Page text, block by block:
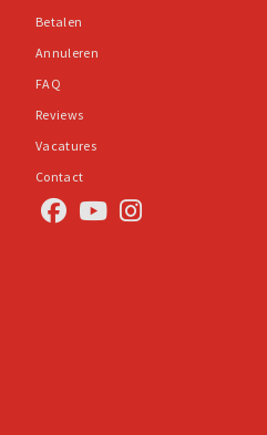
Betalen
Annuleren
FAQ
Reviews
Vacatures
Contact